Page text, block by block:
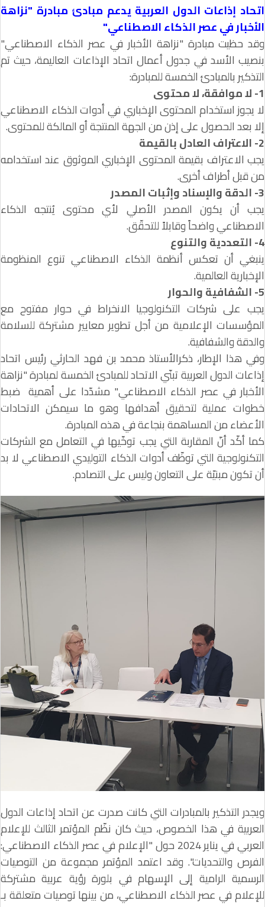
اتحاد إذاعات الدول العربية يدعم مبادئ مبادرة "نزاهة
الأخبار في عصر الذكاء الاصطناعي"
وقد حظيت مبادرة "نزاهة الأخبار في عصر الذكاء الاصطناعي"
بنصيب الأسد في جدول أعمال اتحاد الإذاعات العاليمة، حيث تم
التذكير بالمبادئ الخمسة للمبادرة:
1- لا موافقة، لا محتوى
لا يجوز استخدام المحتوى الإخباري في أدوات الذكاء الاصطناعي
إلا بعد الحصول على إذن من الجهة المنتجة أو المالكة للمحتوى.
2- الاعتراف العادل بالقيمة
يجب الاعتراف بقيمة المحتوى الإخباري الموثوق عند استخدامه
من قبل أطراف أخرى.
3- الدقة والإسناد وإثبات المصدر
يجب أن يكون المصدر الأصلي لأي محتوى يُنتجه الذكاء
الاصطناعي واضحاً وقابلاً للتحقّق.
4- التعددية والتنوع
ينبغي أن تعكس أنظمة الذكاء الاصطناعي تنوع المنظومة
الإخبارية العالمية.
5- الشفافية والحوار
يجب على شركات التكنولوجيا الانخراط في حوار مفتوح مع
المؤسسات الإعلامية من أجل تطوير معايير مشتركة للسلامة
والدقة والشفافية.
وفي هذا الإطار، ذكرالأستاذ محمد بن فهد الحارثي رئيس اتحاد
إذاعات الدول العربية تبنّي الاتحاد للمبادئ الخمسة لمبادرة "نزاهة
الأخبار في عصر الذكاء الاصطناعي" مشدّدا على أهمية ضبط
خطوات عملية لتحقيق أهدافها وهو ما سيمكن الاتحادات
الأعضاء من المساهمة بنجاعة في هذه المبادرة.
كما أكّد أنّ المقاربة التي يجب توخّيها في التعامل مع الشركات
التكنولوجية التي توظّف أدوات الذكاء التوليدي الاصطناعي لا بد
أن تكون مبنيّة على التعاون وليس على التصادم.
ويجدر التذكير بالمبادرات التي كانت صدرت عن اتحاد إذاعات الدول
العربية في هذا الخصوص، حيث كان نظّم المؤتمر الثالث للإعلام
العربي في يناير 2024 حول "الإعلام في عصر الذكاء الاصطناعي:
الفرص والتحديات". وقد اعتمد المؤتمر مجموعة من التوصيات
الرسمية الرامية إلى الإسهام في بلورة رؤية عربية مشتركة
للإعلام في عصر الذكاء الاصطناعي، من بينها توصيات متعلقة بـ